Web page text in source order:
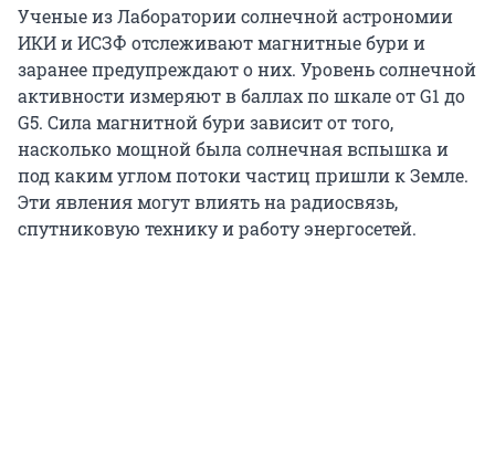
Ученые из Лаборатории солнечной астрономии
ИКИ и ИСЗФ отслеживают магнитные бури и
заранее предупреждают о них. Уровень солнечной
активности измеряют в баллах по шкале от G1 до
G5. Сила магнитной бури зависит от того,
насколько мощной была солнечная вспышка и
под каким углом потоки частиц пришли к Земле.
Эти явления могут влиять на радиосвязь,
спутниковую технику и работу энергосетей.